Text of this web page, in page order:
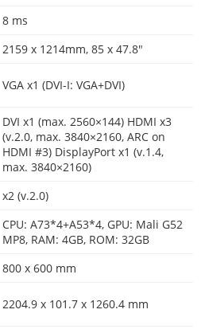
8 ms
2159 x 1214mm, 85 x 47.8″
VGA x1 (DVI-I: VGA+DVI)
DVI x1 (max. 2560×144) HDMI x3
(v.2.0, max. 3840×2160, ARC on
HDMI #3) DisplayPort x1 (v.1.4,
max. 3840×2160)
x2 (v.2.0)
CPU: A73*4+A53*4, GPU: Mali G52
MP8, RAM: 4GB, ROM: 32GB
800 x 600 mm
2204.9 x 101.7 x 1260.4 mm